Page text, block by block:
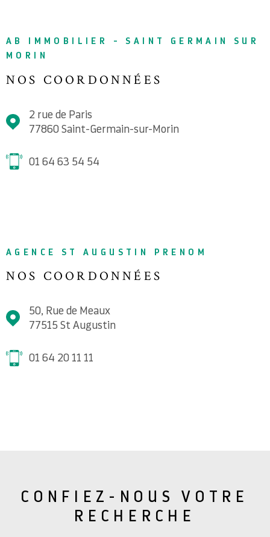
AB IMMOBILIER - SAINT GERMAIN SUR
MORIN
NOS COORDONNÉES
2 rue de Paris
77860
Saint-Germain-sur-Morin
01 64 63 54 54
AGENCE ST AUGUSTIN PRENOM
NOS COORDONNÉES
50, Rue de Meaux
77515
St Augustin
01 64 20 11 11
CONFIEZ-NOUS VOTRE
RECHERCHE